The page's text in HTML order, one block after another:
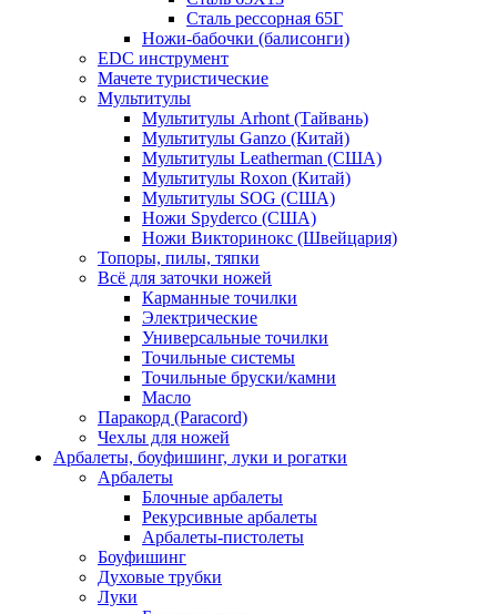
Сталь рессорная 65Г
Ножи-бабочки (балисонги)
EDC инструмент
Мачете туристические
Мультитулы
Мультитулы Arhont (Тайвань)
Мультитулы Ganzo (Китай)
Мультитулы Leatherman (США)
Мультитулы Roxon (Китай)
Мультитулы SOG (США)
Ножи Spyderco (США)
Ножи Викторинокс (Швейцария)
Топоры, пилы, тяпки
Всё для заточки ножей
Карманные точилки
Электрические
Универсальные точилки
Точильные системы
Точильные бруски/камни
Масло
Паракорд (Paracord)
Чехлы для ножей
Арбалеты, боуфишинг, луки и рогатки
Арбалеты
Блочные арбалеты
Рекурсивные арбалеты
Арбалеты-пистолеты
Боуфишинг
Духовые трубки
Луки